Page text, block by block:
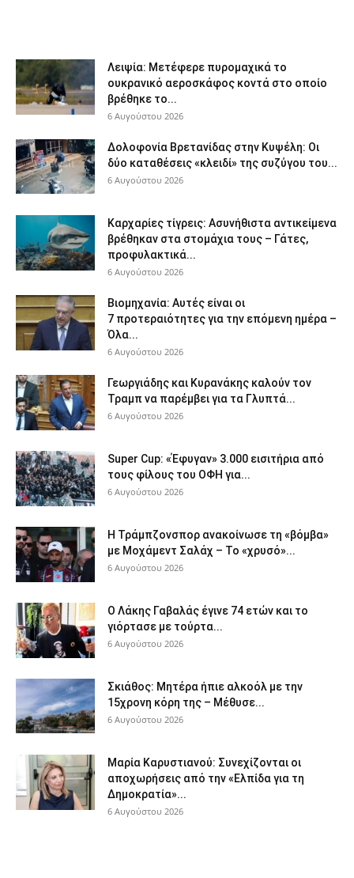
Λειψία: Μετέφερε πυρομαχικά το
ουκρανικό αεροσκάφος κοντά στο οποίο
βρέθηκε το...
6 Αυγούστου 2026
Δολοφονία Βρετανίδας στην Κυψέλη: Οι
δύο καταθέσεις «κλειδί» της συζύγου του...
6 Αυγούστου 2026
Καρχαρίες τίγρεις: Ασυνήθιστα αντικείμενα
βρέθηκαν στα στομάχια τους – Γάτες,
προφυλακτικά...
6 Αυγούστου 2026
Βιομηχανία: Αυτές είναι οι
7 προτεραιότητες για την επόμενη ημέρα –
Όλα...
6 Αυγούστου 2026
Γεωργιάδης και Κυρανάκης καλούν τον
Τραμπ να παρέμβει για τα Γλυπτά...
6 Αυγούστου 2026
Super Cup: «Έφυγαν» 3.000 εισιτήρια από
τους φίλους του ΟΦΗ για...
6 Αυγούστου 2026
Η Τράμπζονσπορ ανακοίνωσε τη «βόμβα»
με Μοχάμεντ Σαλάχ – Το «χρυσό»...
6 Αυγούστου 2026
Ο Λάκης Γαβαλάς έγινε 74 ετών και το
γιόρτασε με τούρτα...
6 Αυγούστου 2026
Σκιάθος: Μητέρα ήπιε αλκοόλ με την
15χρονη κόρη της – Μέθυσε...
6 Αυγούστου 2026
Μαρία Καρυστιανού: Συνεχίζονται οι
αποχωρήσεις από την «Ελπίδα για τη
Δημοκρατία»...
6 Αυγούστου 2026